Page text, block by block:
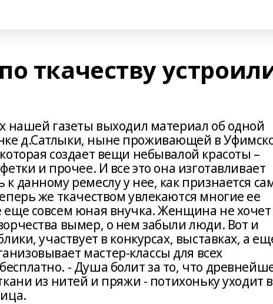
ткачеству
нашей газеты выходил материал об одной
д.Сатлыки, ныне проживающей в
создает вещи небывалой красоты –
и прочее. И все это она изготавливает
данному ремеслу у нее, как признается
же ткачеством увлекаются многие ее
совсем юная внучка. Женщина не хочет
вымер, о нем забыли люди. Вот и
участвует в конкурсах, выставках, а
мастер-классы для всех
- Душа болит за то, что
из нитей и пряжи - потихоньку уходит в